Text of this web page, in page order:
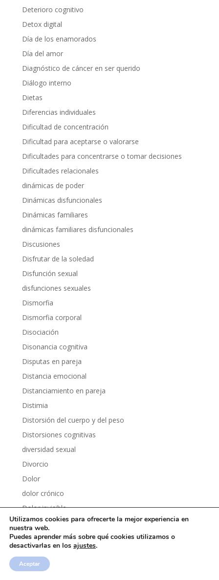
Deterioro cognitivo
Detox digital
Día de los enamorados
Día del amor
Diagnóstico de cáncer en ser querido
Diálogo interno
Dietas
Diferencias individuales
Dificultad de concentración
Dificultad para aceptarse o valorarse
Dificultades para concentrarse o tomar decisiones
Dificultades relacionales
dinámicas de poder
Dinámicas disfuncionales
Dinámicas familiares
dinámicas familiares disfuncionales
Discusiones
Disfrutar de la soledad
Disfunción sexual
disfunciones sexuales
Dismorfia
Dismorfia corporal
Disociación
Disonancia cognitiva
Disputas en pareja
Distancia emocional
Distanciamiento en pareja
Distimia
Distorsión del cuerpo y del peso
Distorsiones cognitivas
diversidad sexual
Divorcio
Dolor
dolor crónico
Dolor invisible
Dolor y psicología
Dopamina
Dormir mejor
Utilizamos cookies para ofrecerte la mejor experiencia en
nuestra web.
Puedes aprender más sobre qué cookies utilizamos o
desactivarlas en los ajustes.
Aceptar